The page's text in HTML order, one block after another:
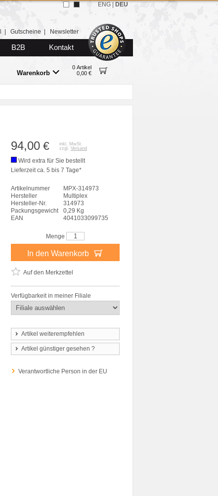
Gutscheine Newsletter
B2B Kontakt
Warenkorb
0 Artikel
0,00 €
ENG DEU
94,00 €
inkl. MwSt.
zzgl. Versand
Wird extra für Sie bestellt
Lieferzeit ca. 5 bis 7 Tage*
Artikelnummer
MPX-314973
Hersteller
Multiplex
Hersteller-Nr.
314973
Packungsgewicht
0,29 Kg
EAN
4041033099735
Menge
In den Warenkorb
Auf den Merkzettel
Verfügbarkeit in meiner Filiale
Artikel weiterempfehlen
Artikel günstiger gesehen ?
Verantwortliche Person in der EU